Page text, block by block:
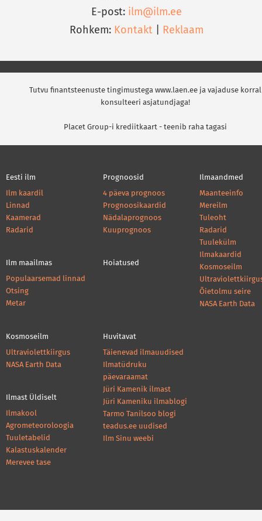
E-post: ilm@ilm.ee
Rohkem: Kontakt Reklaam
Tutvu finantsteenuste tingimustega www.laen.ee ja vajaduse korral
konsulteeri asjatundjaga!
Placet Group-i krediitkaart - teenib raha tagasi
Eesti ilm
Ilm kaardil
Linnad
Kaamerad
Radarid
Ilm maailmas
Populaarsemad linnad
Otsing
Metar
Prognoosid
4 päeva prognoos
Prognoosikaardid
Nädalaprognoos
Kuuprognoos
Hoiatused
Ilmaandmed
Maanteeinfo
Mereilm
Tuleoht
Radarid
Tuulekülm
Ilmakaardid
Kosmoseilm
Õietolmu seire
NASA Earth Data
Kosmoseilm
Ultraviolettkiirgus
NASA Earth Data
Ilmast Üldiselt
Ilmakool
Agrometeoroloogia
Tuuletabelid
Kalastuskalender
Merevee tase
Huvitavat
Täienevad ilmauudised
Ilmatüdruku
päevaraamat
Jüri Kamenik ilmast
Jüri Kameniku ilmablogi
Tarmo Tanilsoo blogi
teadus.ee uudised
Ilm Sinu weebi